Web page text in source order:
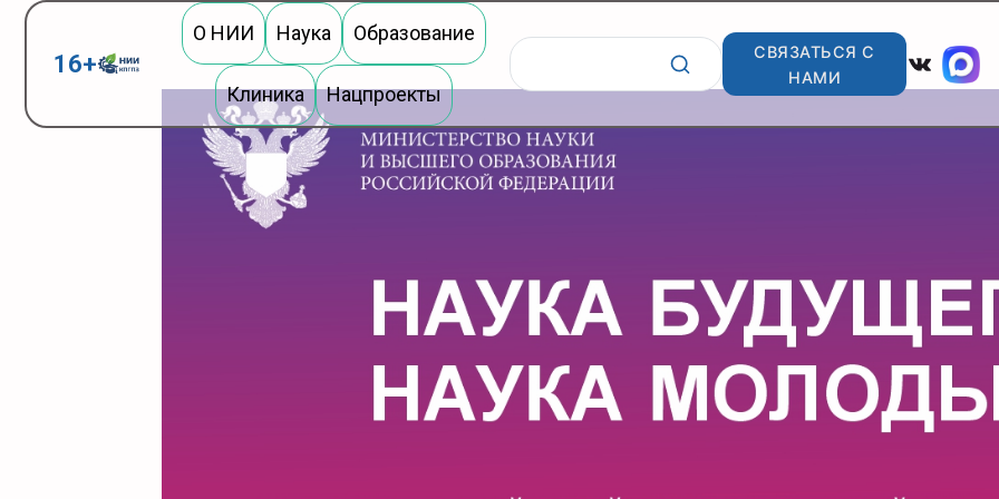
Перейти
16+
О НИИ Наука Образование
Клиника Нацпроекты
СВЯЗАТЬСЯ С
НАМИ